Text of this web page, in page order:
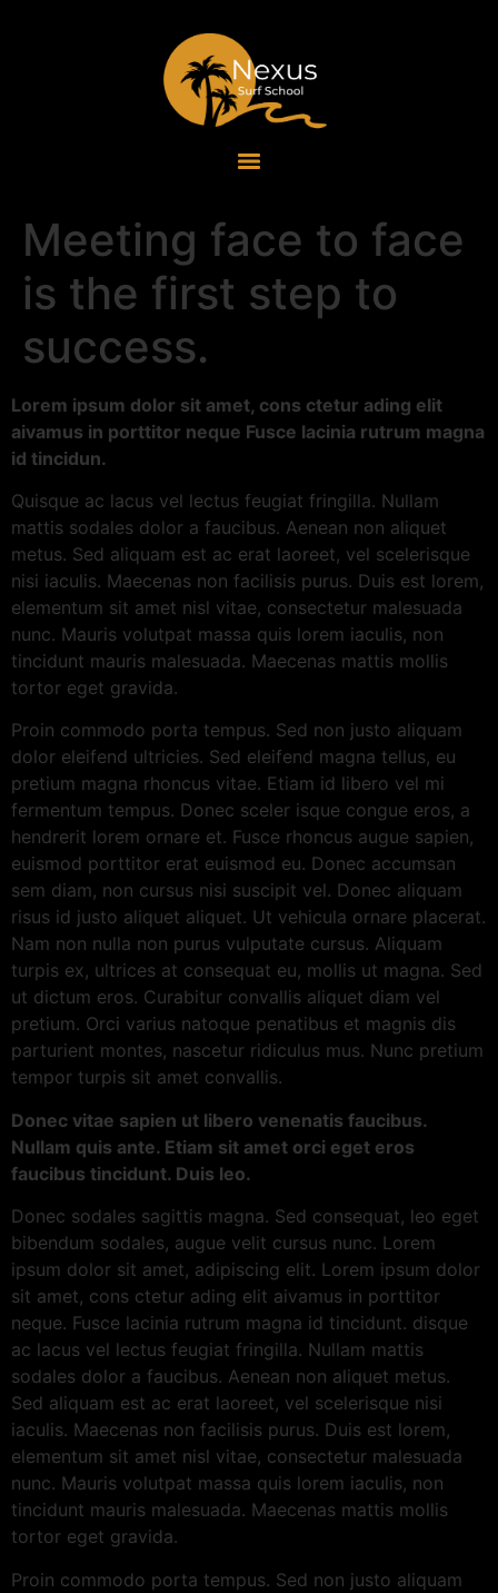
Meeting face to face
is the first step to
success.
Lorem ipsum dolor sit amet, cons ctetur ading elit
aivamus in porttitor neque Fusce lacinia rutrum magna
id tincidun.
Quisque ac lacus vel lectus feugiat fringilla. Nullam
mattis sodales dolor a faucibus. Aenean non aliquet
metus. Sed aliquam est ac erat laoreet, vel scelerisque
nisi iaculis. Maecenas non facilisis purus. Duis est lorem,
elementum sit amet nisl vitae, consectetur malesuada
nunc. Mauris volutpat massa quis lorem iaculis, non
tincidunt mauris malesuada. Maecenas mattis mollis
tortor eget gravida.
Proin commodo porta tempus. Sed non justo aliquam
dolor eleifend ultricies. Sed eleifend magna tellus, eu
pretium magna rhoncus vitae. Etiam id libero vel mi
fermentum tempus. Donec sceler isque congue eros, a
hendrerit lorem ornare et. Fusce rhoncus augue sapien,
euismod porttitor erat euismod eu. Donec accumsan
sem diam, non cursus nisi suscipit vel. Donec aliquam
risus id justo aliquet aliquet. Ut vehicula ornare placerat.
Nam non nulla non purus vulputate cursus. Aliquam
turpis ex, ultrices at consequat eu, mollis ut magna. Sed
ut dictum eros. Curabitur convallis aliquet diam vel
pretium. Orci varius natoque penatibus et magnis dis
parturient montes, nascetur ridiculus mus. Nunc pretium
tempor turpis sit amet convallis.
Donec vitae sapien ut libero venenatis faucibus.
Nullam quis ante. Etiam sit amet orci eget eros
faucibus tincidunt. Duis leo.
Donec sodales sagittis magna. Sed consequat, leo eget
bibendum sodales, augue velit cursus nunc. Lorem
ipsum dolor sit amet, adipiscing elit. Lorem ipsum dolor
sit amet, cons ctetur ading elit aivamus in porttitor
neque. Fusce lacinia rutrum magna id tincidunt. disque
ac lacus vel lectus feugiat fringilla. Nullam mattis
sodales dolor a faucibus. Aenean non aliquet metus.
Sed aliquam est ac erat laoreet, vel scelerisque nisi
iaculis. Maecenas non facilisis purus. Duis est lorem,
elementum sit amet nisl vitae, consectetur malesuada
nunc. Mauris volutpat massa quis lorem iaculis, non
tincidunt mauris malesuada. Maecenas mattis mollis
tortor eget gravida.
Proin commodo porta tempus. Sed non justo aliquam